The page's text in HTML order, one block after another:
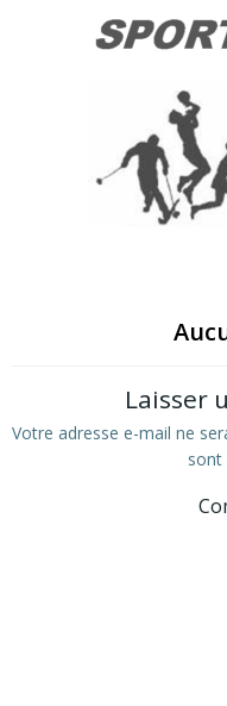
Laisser
Votre adresse e-mail ne
sont